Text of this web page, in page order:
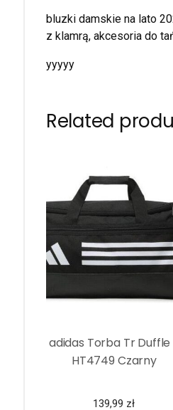
bluzki damskie na lato
z klamrą, akcesoria do
yyyyy
Related
adidas Torba Tr Duffle
HT4749 Czarny
139,99 zł